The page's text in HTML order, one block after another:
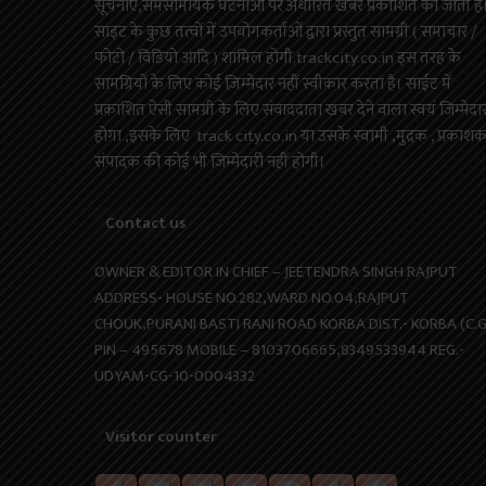
सूचनाएं,समसामयिक घटनाओं पर अधारित खबरें प्रकाशित की जाती है।
साइट के कुछ तत्वों में उपयोगकर्ताओं द्वारा प्रस्तुत सामग्री ( समाचार /
फोटो / विडियो आदि ) शामिल होगी.trackcity.co.in इस तरह के
सामग्रियों के लिए कोई ज़िम्मेदार नहीं स्वीकार करता है। साईट में
प्रकाशित ऐसी सामग्री के लिए संवाददाता खबर देने वाला स्वयं
होगा ,इसके लिए track city.co.in या उसके स्वामी ,मुद्रक , प्रकाशक
संपादक की कोई भी जिम्मेदारी नहीं होगी।
Contact us
OWNER & EDITOR IN CHIEF – JEETENDRA SINGH RAJPUT
ADDRESS- HOUSE NO.282,WARD NO.04,RAJPUT
CHOUK,PURANI BASTI RANI ROAD KORBA DIST.- KORBA
PIN – 495678 MOBILE – 8103706665,8349533944 REG.-
UDYAM-CG-10-0004332
Visitor counter